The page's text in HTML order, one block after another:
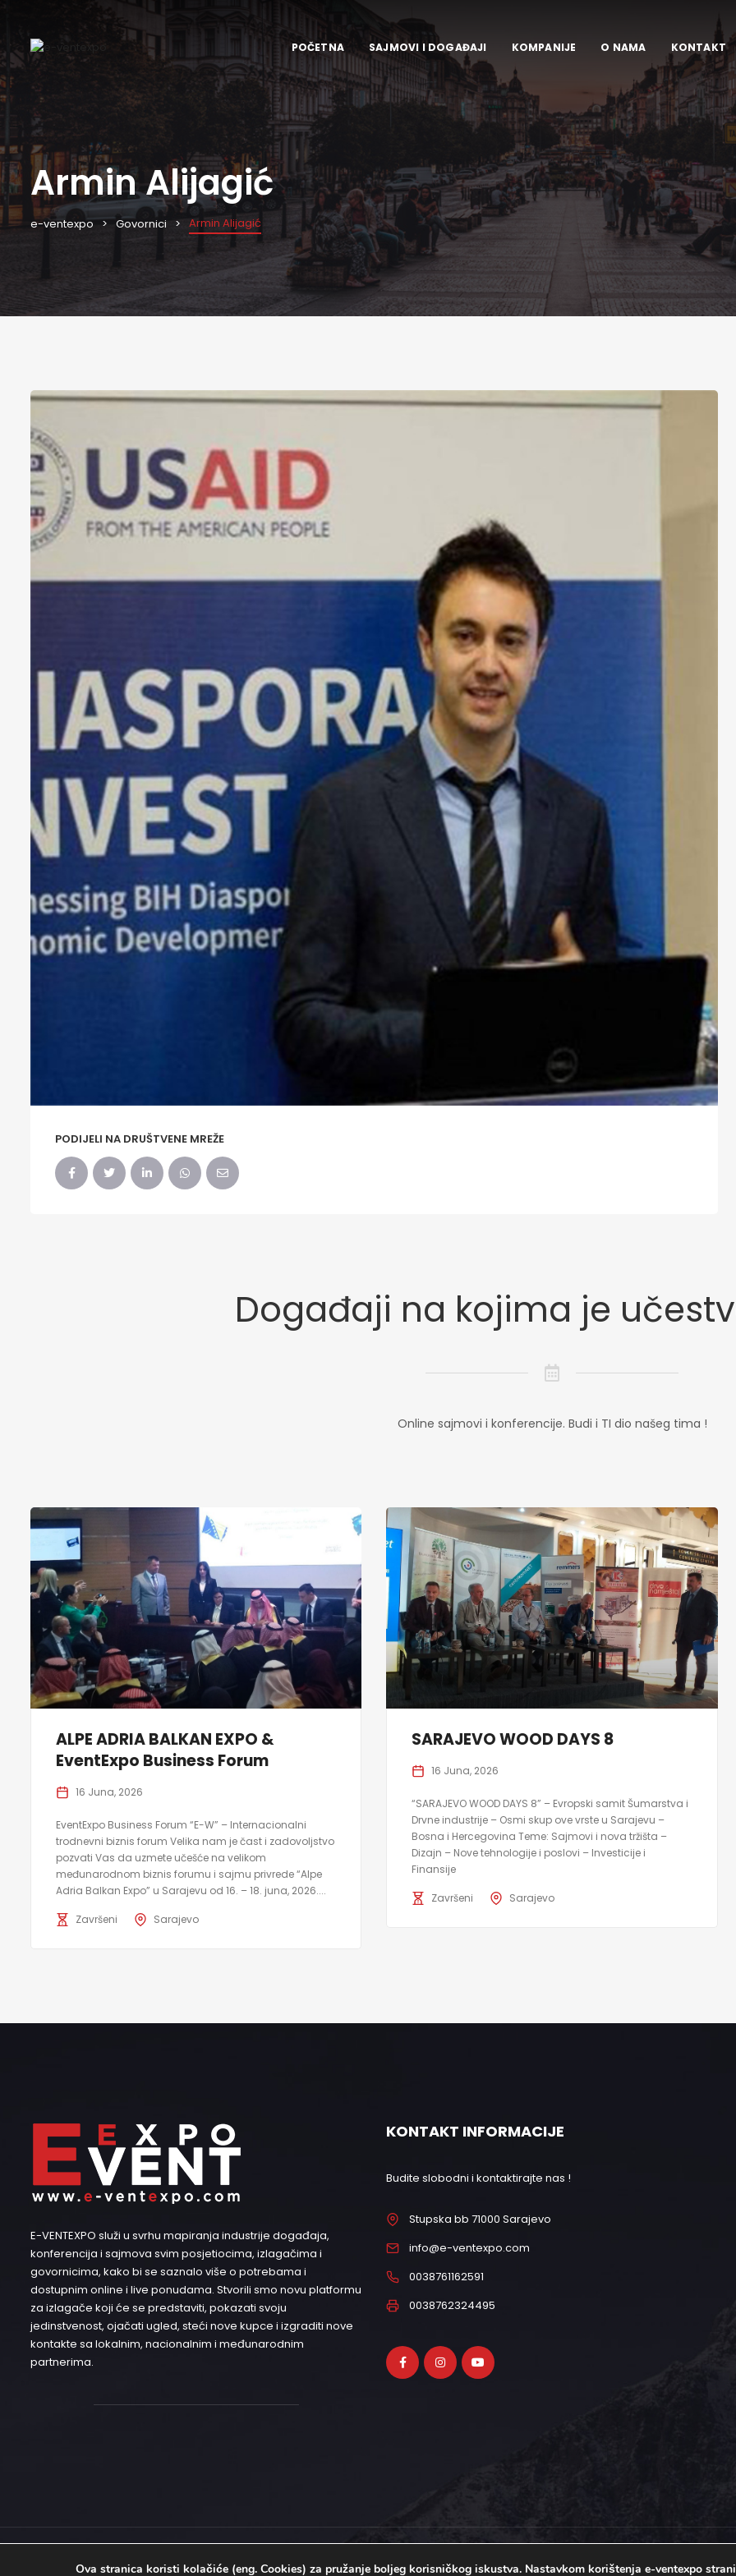
POČETNA SAJMOVI I DOGAĐAJI KOMPANIJE O NAMA KONTAKT
Armin Alijagić
e-ventexpo Govornici Armin Alijagić
PODIJELI NA DRUŠTVENE MREŽE
Događaji na kojima je
Online sajmovi i konferencije. Budi i TI dio našeg tima !
ALPE ADRIA BALKAN EXPO &
EventExpo Business Forum
16 Juna, 2026
EventExpo Business Forum “E-W” – Internacionalni
trodnevni biznis forum Velika nam je čast i zadovoljstvo
pozvati Vas da uzmete učešće na velikom
međunarodnom biznis forumu i sajmu privrede “Alpe
Adria Balkan Expo” u Sarajevu od 16. – 18. juna, 2026....
Završeni Sarajevo
SARAJEVO WOOD DAYS 8
16 Juna, 2026
“SARAJEVO WOOD DAYS 8” – Evropski samit Šumarstva i
Drvne industrije – Osmi skup ove vrste u Sarajevu –
Bosna i Hercegovina Teme: Sajmovi i nova tržišta –
Dizajn – Nove tehnologije i poslovi – Investicije i
Finansije
Završeni Sarajevo
E-VENTEXPO služi u svrhu mapiranja industrije događaja,
konferencija i sajmova svim posjetiocima, izlagačima i
govornicima, kako bi se saznalo više o potrebama i
dostupnim online i live ponudama. Stvorili smo novu platformu
za izlagače koji će se predstaviti, pokazati svoju
jedinstvenost, ojačati ugled, steći nove kupce i izgraditi nove
kontakte sa lokalnim, nacionalnim i međunarodnim
partnerima.
KONTAKT INFORMACIJE
Budite slobodni i kontaktirajte nas !
Stupska bb 71000 Sarajevo
info@e-ventexpo.com
0038761162591
0038762324495
© 2020 E-ventexpo – Sva prava zadržana | Development EBTEH
Ova stranica koristi kolačiće (eng. Cookies) za pružanje boljeg korisničkog iskustva. Nastavkom korištenja e-ventexpo